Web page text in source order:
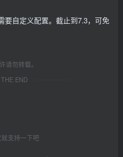
要自定义配置。截止到7.3，可免
请勿转载。
THE END
就支持一下吧